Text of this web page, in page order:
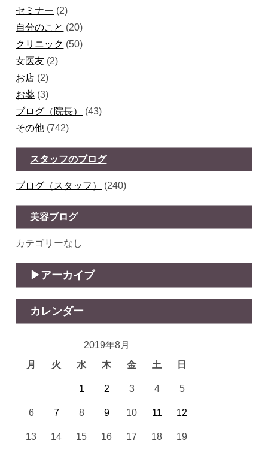
セミナー (2)
自分のこと (20)
クリニック (50)
女医友 (2)
お店 (2)
お薬 (3)
ブログ（院長）
(43)
その他 (742)
スタッフのブログ
ブログ（スタッフ） (240)
美容ブログ
カテゴリーなし
アーカイブ
カレンダー
2019年8月
月
火 水 木 金 土 日
1 2 3 4 5
6 7 8 9 10 11 12
13 14 15 16 17 18 19